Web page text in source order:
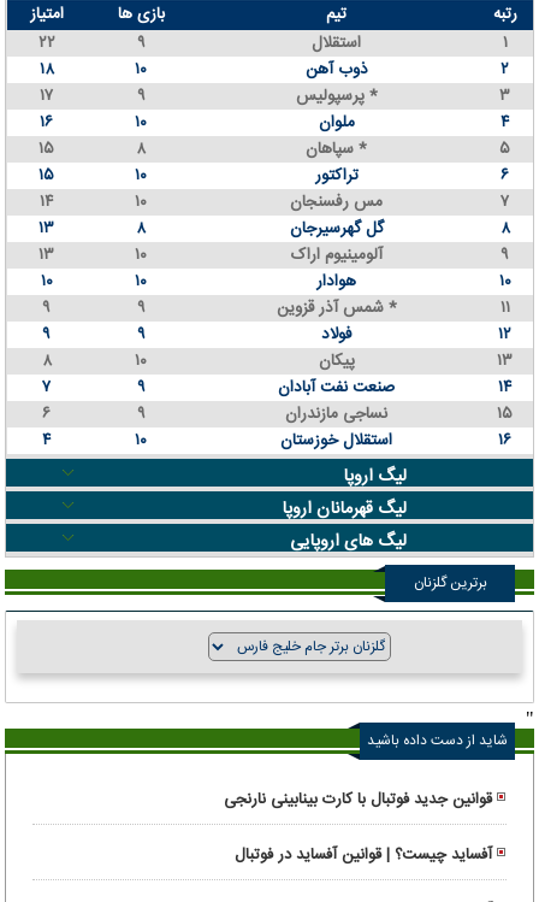
رتبه تیم بازی ها
امتیاز
۱
استقلال ۹
۲۲
۲
ذوب آهن ۱۰
۱۸
۳
پرسپولیس * ۹
۱۷
۴
ملوان ۱۰
۱۶
۵
سپاهان * ۸
۱۵
۶
تراکتور ۱۰
۱۵
۷
مس رفسنجان ۱۰
۱۴
۸
گل گهرسیرجان ۸
۱۳
۹
آلومینیوم اراک ۱۰
۱۳
۱۰
هوادار ۱۰
۱۰
۱۱
شمس آذر قزوین * ۹
۹
۱۲
فولاد ۹
۹
۱۳
پیکان ۱۰
۸
۱۴
صنعت نفت آبادان ۹
۷
۱۵
نساجی مازندران ۹
۶
۱۶
استقلال خوزستان ۱۰ ۴
لیگ اروپا
لیگ قهرمانان اروپا
لیگ های اروپایی
برترین گلزنان
"
شاید از دست داده باشید
قوانین جدید فوتبال با کارت بینابینی نارنجی
آفساید چیست؟ | قوانین آفساید در فوتبال